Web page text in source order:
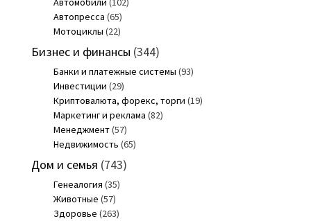
Автопресса (65)
Мотоциклы (22)
Бизнес и финансы (344)
Банки и платежные системы (93)
Инвестиции (29)
Криптовалюта, форекс, торги (19)
Маркетинг и реклама (82)
Менеджмент(57)
Недвижимость (65)
Дом и семья (743)
Генеалогия (35)
Животные (57)
Здоровье (263)